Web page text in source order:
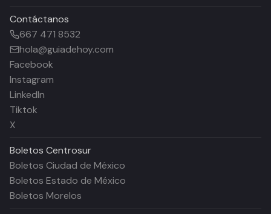
Contáctanos
667 471 8532
hola@guiadehoy.com
Facebook
Instagram
LinkedIn
Tiktok
X
Boletos Centrosur
Boletos Ciudad de México
Boletos Estado de México
Boletos Morelos